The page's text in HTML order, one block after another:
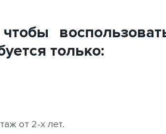
только:
от 2-х лет.